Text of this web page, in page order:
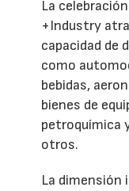
La
+Industry
capacidad de
como
bebidas,
bienes de
petroquímica
otros.
La